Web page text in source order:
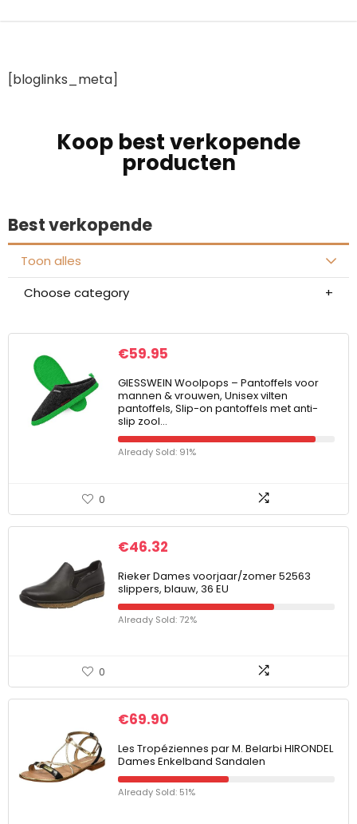
[bloglinks_meta]
Koop best verkopende
producten
Best verkopende
Toon alles
Choose category
€59.95
GIESSWEIN Woolpops – Pantoffels voor
mannen & vrouwen, Unisex vilten
pantoffels, Slip-on pantoffels met anti-
slip zool…
Already Sold: 91%
0
€46.32
Rieker Dames voorjaar/zomer 52563
slippers, blauw, 36 EU
Already Sold: 72%
0
€69.90
Les Tropéziennes par M. Belarbi HIRONDEL
Dames Enkelband Sandalen
Already Sold: 51%